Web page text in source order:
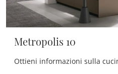
Metropolis 10